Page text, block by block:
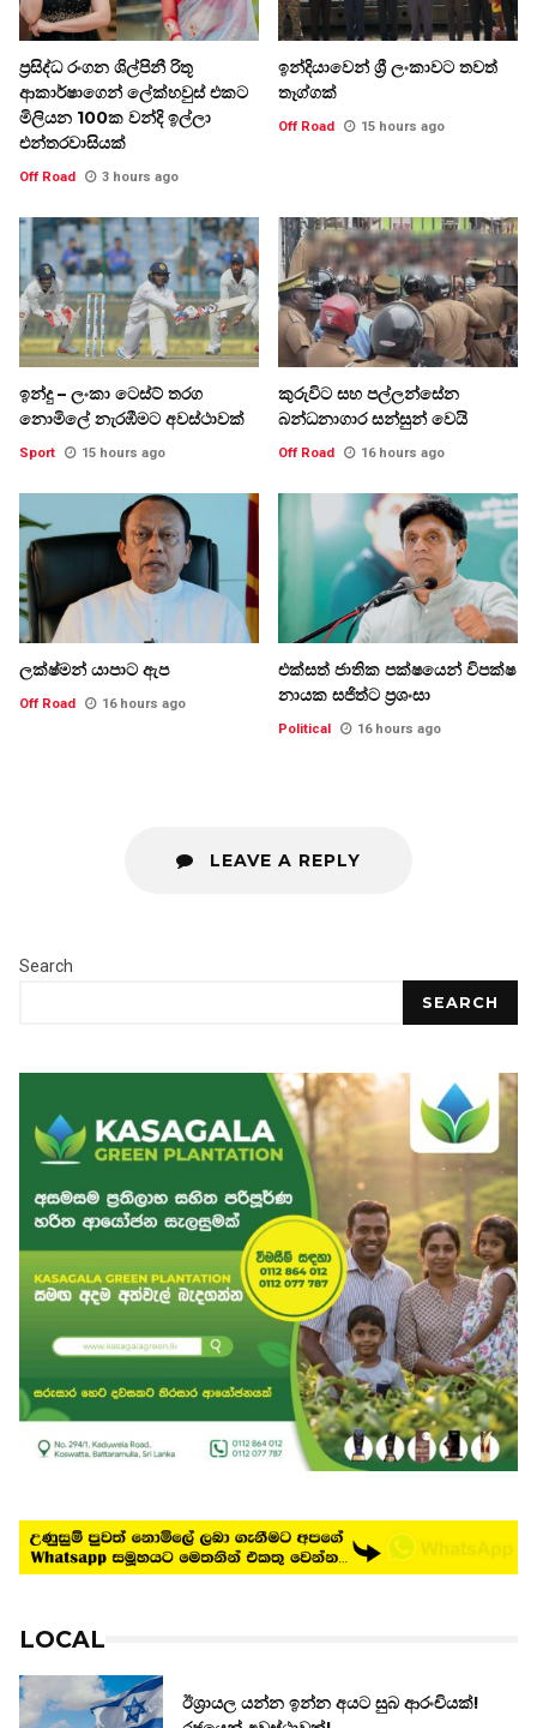
ප්‍රසිද්ධ රංගන ශිල්පිනී රිතූ
ආකාර්ෂාගෙන් ලේක්හවුස් එකට
මිලියන 100ක වන්දි ඉල්ලා
එන්තරවාසියක්
Off Road 3 hours ago
ඉන්දියාවෙන් ශ්‍රී ලංකාවට තවත්
තෑග්ගක්
Off Road 15 hours ago
ඉන්දු – ලංකා ටෙස්ට් තරග
නොමිලේ නැරඹීමට අවස්ථාවක්
Sport 15 hours ago
කුරුවිට සහ පල්ලන්සේන
බන්ධනාගාර සන්සුන් වෙයි
Off Road 16 hours ago
ලක්ෂ්මන් යාපාට ඇප
Off Road 16 hours ago
එක්සත් ජාතික පක්ෂයෙන් විපක්ෂ
නායක සජිත්ට ප්‍රශංසා
Political 16 hours ago
LEAVE A REPLY
Search
SEARCH
LOCAL
ඊශ්‍රායල යන්න ඉන්න අයට සුබ ආරංචියක්!